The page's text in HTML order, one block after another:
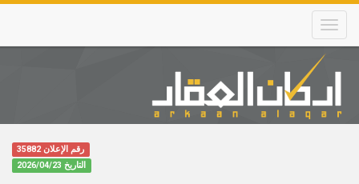
Skip
main
content
Main
navigation
رقم الإعلان 35882
التاريخ 2026/04/23